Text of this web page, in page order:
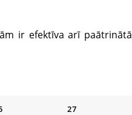
ir efektīva arī paātrinātā
27